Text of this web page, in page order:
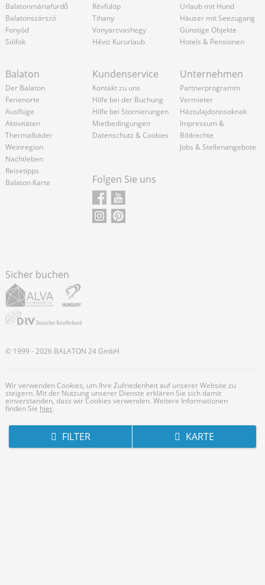
FILTER KARTE
Balatonmáriafürdő
Balatonszárszó
Fonyód
Siófok
Révfülöp
Tihany
Vonyarcvashegy
Héviz Kururlaub
Urlaub mit Hund
Häuser mit Seezugang
Günstige Objekte
Hotels & Pensionen
Balaton
Der Balaton
Ferienorte
Ausflüge
Aktivitäten
Thermalbäder
Weinregion
Nachtleben
Reisetipps
Balaton Karte
Kundenservice
Kontakt zu uns
Hilfe bei der Buchung
Hilfe bei Stornierungen
Mietbedingungen
Datenschutz & Cookies
Unternehmen
Partnerprogramm
Vermieter
Háztulajdonosoknak
Impressum &
Bildrechte
Jobs & Stellenangebote
Folgen Sie uns
Sicher buchen
© 1999 - 2026 BALATON 24 GmbH
Wir verwenden Cookies, um Ihre Zufriedenheit auf unserer Website zu
steigern. Mit der Nutzung unserer Dienste erklären Sie sich damit
einverstanden, dass wir Cookies verwenden. Weitere Informationen
finden Sie hier.